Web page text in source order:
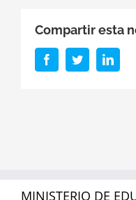
Compartir esta
FacebookTwitter
MINISTERIO DE